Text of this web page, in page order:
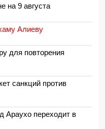
на 9 августа
Алиеву
для повторения
санкций против
Араухо переходит в